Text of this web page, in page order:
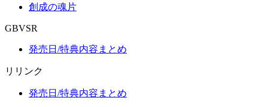
創成の魂片
GBVSR
発売日/特典内容まとめ
リリンク
発売日/特典内容まとめ